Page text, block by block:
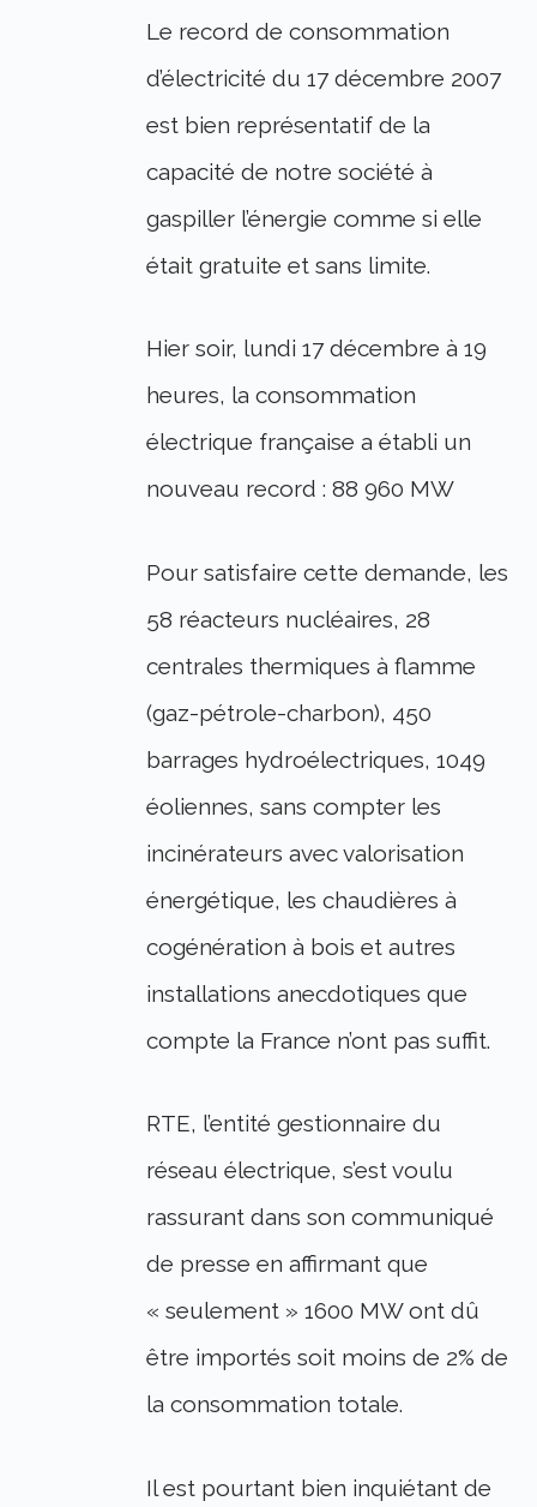
Le record de consommation
d’électricité du 17 décembre 2007
est bien représentatif de la
capacité de notre société à
gaspiller l’énergie comme si elle
était gratuite et sans limite.
Hier soir, lundi 17 décembre à 19
heures, la consommation
électrique française a établi un
nouveau record : 88 960 MW
Pour satisfaire cette demande, les
58 réacteurs nucléaires, 28
centrales thermiques à flamme
(gaz-pétrole-charbon), 450
barrages hydroélectriques, 1049
éoliennes, sans compter les
incinérateurs avec valorisation
énergétique, les chaudières à
cogénération à bois et autres
installations anecdotiques que
compte la France n’ont pas suffit.
RTE, l’entité gestionnaire du
réseau électrique, s’est voulu
rassurant dans son communiqué
de presse en affirmant que
« seulement » 1600 MW ont dû
être importés soit moins de 2% de
la consommation totale.
Il est pourtant bien inquiétant de